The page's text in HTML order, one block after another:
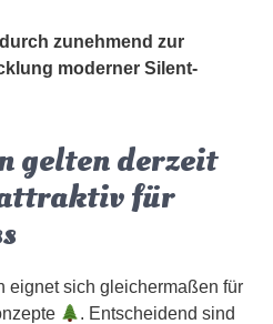
zunehmend zur
moderner Silent-
gelten derzeit
attraktiv für
eignet sich gleichermaßen für
. Entscheidend sind